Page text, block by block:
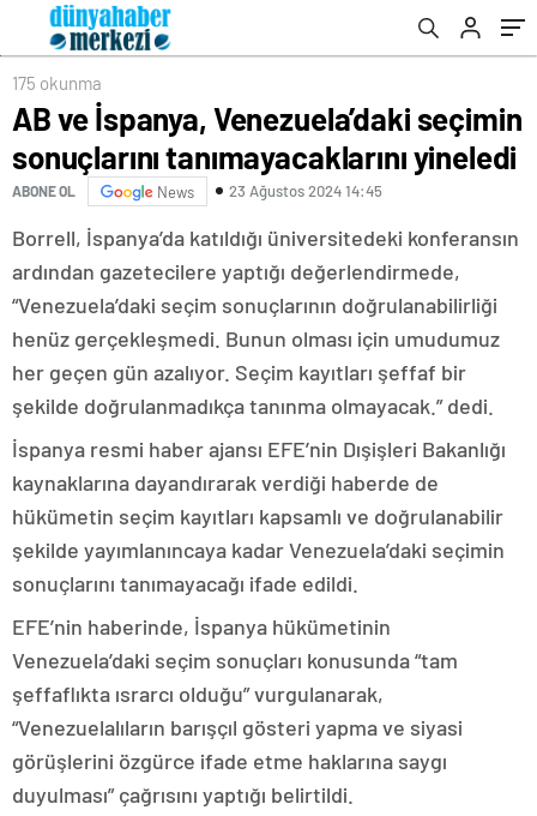
175 okunma
AB ve İspanya, Venezuela’daki seçimin
sonuçlarını tanımayacaklarını yineledi
ABONE OL News 23 Ağustos 2024 14:45
Borrell, İspanya’da katıldığı üniversitedeki konferansın
ardından gazetecilere yaptığı değerlendirmede,
“Venezuela’daki seçim sonuçlarının doğrulanabilirliği
henüz gerçekleşmedi. Bunun olması için umudumuz
her geçen gün azalıyor. Seçim kayıtları şeffaf bir
şekilde doğrulanmadıkça tanınma olmayacak.” dedi.
İspanya resmi haber ajansı EFE’nin Dışişleri Bakanlığı
kaynaklarına dayandırarak verdiği haberde de
hükümetin seçim kayıtları kapsamlı ve doğrulanabilir
şekilde yayımlanıncaya kadar Venezuela’daki seçimin
sonuçlarını tanımayacağı ifade edildi.
EFE’nin haberinde, İspanya hükümetinin
Venezuela’daki seçim sonuçları konusunda “tam
şeffaflıkta ısrarcı olduğu” vurgulanarak,
“Venezuelalıların barışçıl gösteri yapma ve siyasi
görüşlerini özgürce ifade etme haklarına saygı
duyulması” çağrısını yaptığı belirtildi.